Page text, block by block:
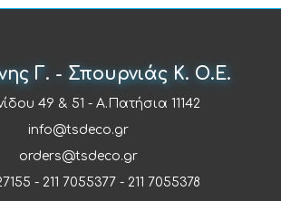
Γ. - Σπουρνιάς Κ. Ο.Ε.
49 & 51 - Α.Πατήσια 11142
info@tsdeco.gr
orders@tsdeco.gr
- 211 7055377 - 211 7055378